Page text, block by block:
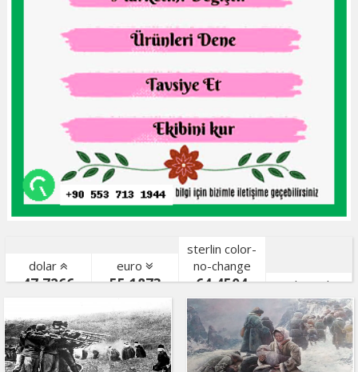
dolar
47,7266
euro
55,1873
sterlin color-
no-change
64,4504
gr. altın color-
bist color-